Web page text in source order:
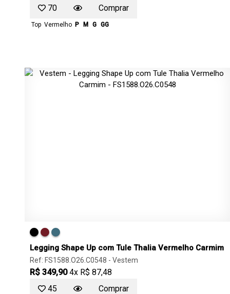
70
Comprar
Top Vermelho P M G GG
Legging Shape Up com Tule Thalia Vermelho Carmim
Ref: FS1588.O26.C0548 - Vestem
R$ 349,90 4x R$ 87,48
45
Comprar